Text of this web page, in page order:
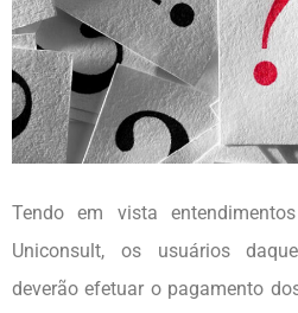
Tendo em vista
Uniconsult, os usuários
deverão efetuar o pagamento